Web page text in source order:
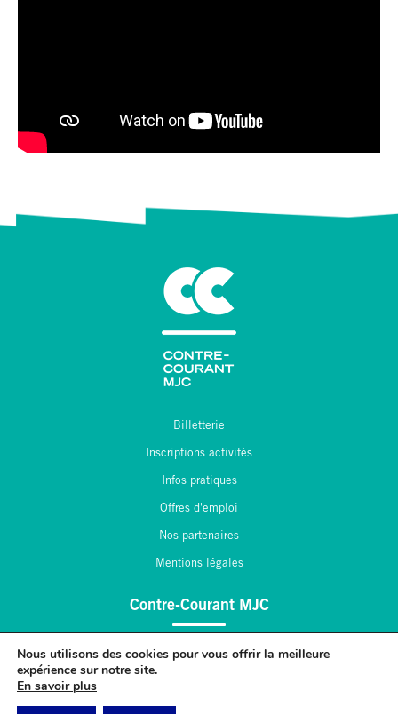
Contre-Courant MJC
55 430 Belleville sur Meuse
Billetterie
Inscriptions activités
Infos pratiques
Offres d'emploi
Nos partenaires
Mentions légales
Nous utilisons des cookies pour vous offrir la meilleure
expérience sur notre site.
En savoir plus